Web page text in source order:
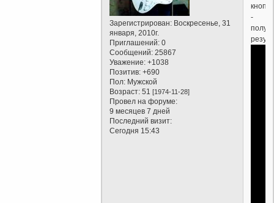
Зарегистрирован: Воскресенье, 31
января, 2010г.
Приглашений: 0
Сообщений: 25867
Уважение: +1038
Позитив: +690
Пол: Мужской
Возраст: 51[1974-11-28]
Провел на форуме:
9 месяцев 7 дней
Последний визит:
Сегодня 15:43
кнопку
-